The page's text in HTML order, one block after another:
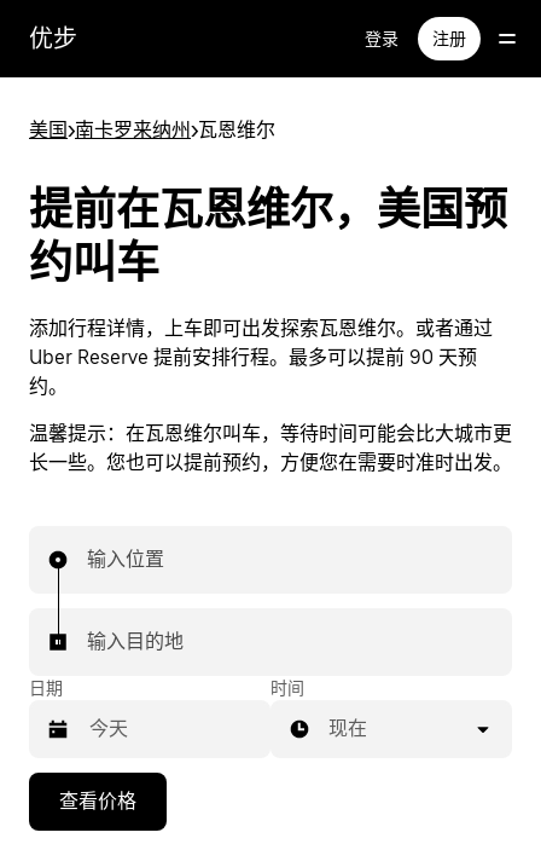
优步 登录 注册
美国>南卡罗来纳州>瓦恩维尔
提前在瓦恩维尔，美国预
约叫车
添加行程详情，上车即可出发探索瓦恩维尔。或者通过
Uber Reserve 提前安排行程。最多可以提前 90 天预
约。
温馨提示： 在瓦恩维尔叫车，等待时间可能会比大城市更
长一些。您也可以提前预约，方便您在需要时准时出发。
输入位置
输入目的地
日期
向
时间
现在
查看价格